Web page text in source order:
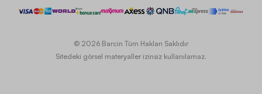
© 2026 Barcin Tüm Hakları Saklıdır
Sitedeki görsel materyaller izinsiz kullanılamaz.